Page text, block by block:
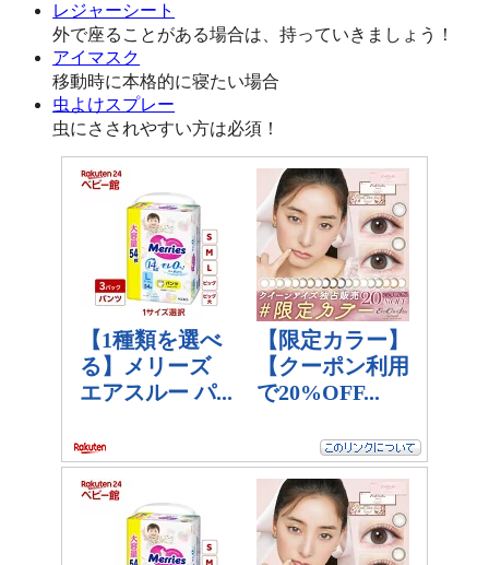
レジャーシート
外で座ることがある場合は、持っていきましょう！
アイマスク
移動時に本格的に寝たい場合
虫よけスプレー
虫にさされやすい方は必須！